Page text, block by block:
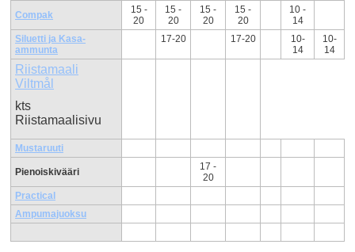
Compak
15 -
20
15 -
20
15 -
20
15 -
20
10 -
14
Siluetti ja Kasa-
ammunta
17-20 17-20
10-
14
10-
14
Riistamaali
Viltmål
kts
Riistamaalisivu
Mustaruuti
Pienoiskivääri
17 -
20
Practical
Ampumajuoksu